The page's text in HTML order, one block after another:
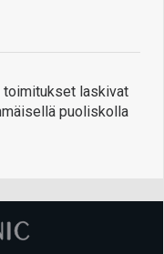
laskivat
puoliskolla